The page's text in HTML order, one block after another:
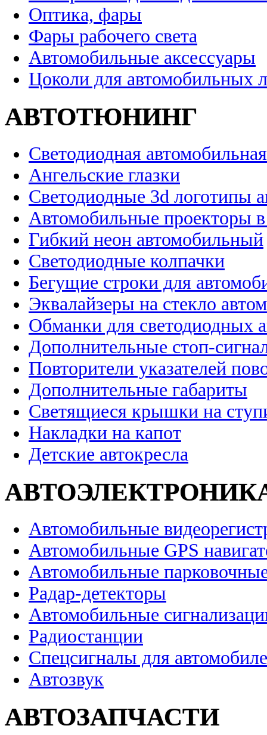
Оптика, фары
Фары рабочего света
Автомобильные аксессуары
Цоколи для автомобильных
АВТОТЮНИНГ
Светодиодная
Ангельские глазки
Светодиодные 3d логотипы
Автомобильные проекторы
Гибкий неон автомобильный
Светодиодные колпачки
Бегущие строки для
Эквалайзеры на стекло
Обманки для светодиодных
Дополнительные стоп-
Повторители указателей
Дополнительные габариты
Светящиеся крышки на
Накладки на капот
Детские автокресла
Автомобильные
Автомобильные GPS
Автомобильные
Радар-детекторы
Автомобильные
Радиостанции
Спецсигналы для
Автозвук
АВТОЗАПЧАСТИ